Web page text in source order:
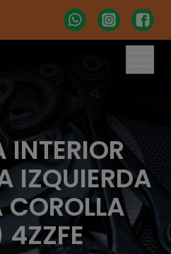
INTERIOR
IZQUIERDA